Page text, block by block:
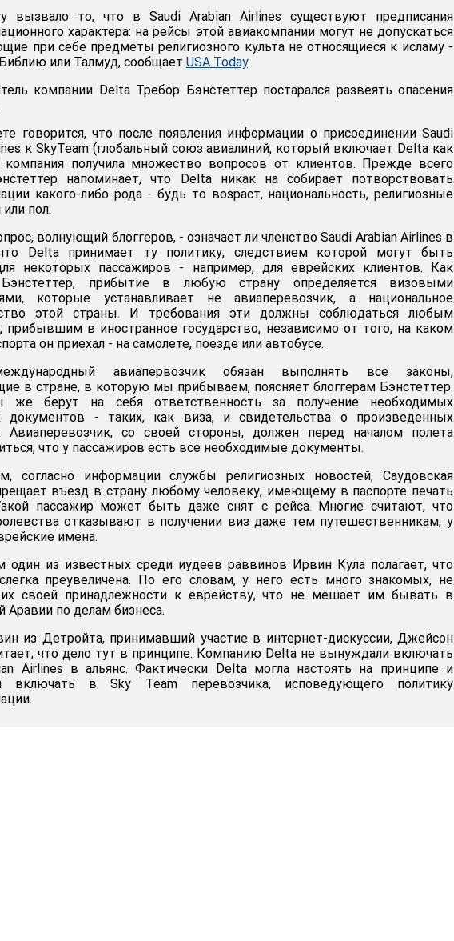
вызвало то, что в Saudi Arabian Airlines существуют предписания
характера: на рейсы этой авиакомпании могут не допускаться
при себе предметы религиозного культа не относящиеся к исламу -
или Талмуд, сообщает USA Today.
компании Delta Требор Бэнстеттер постарался развеять опасения
говорится, что после появления информации о присоединении Saudi
к SkyTeam (глобальный союз авиалиний, который включает Delta как
компания получила множество вопросов от клиентов. Прежде всего
напоминает, что Delta никак на собирает потворствовать
какого-либо рода - будь то возраст, национальность, религиозные
пол.
волнующий блоггеров, - означает ли членство Saudi Arabian Airlines в
Delta принимает ту политику, следствием которой могут быть
некоторых пассажиров - например, для еврейских клиентов. Как
Бэнстеттер, прибытие в любую страну определяется визовыми
которые устанавливает не авиаперевозчик, а национальное
этой страны. И требования эти должны соблюдаться любым
прибывшим в иностранное государство, независимо от того, на каком
он приехал - на самолете, поезде или автобусе.
авиапервозчик обязан выполнять все законы,
в стране, в которую мы прибываем, поясняет блоггерам Бэнстеттер.
же берут на себя ответственность за получение необходимых
документов - таких, как виза, и свидетельства о произведенных
Авиаперевозчик, со своей стороны, должен перед началом полета
что у пассажиров есть все необходимые документы.
согласно информации службы религиозных новостей, Саудовская
въезд в страну любому человеку, имеющему в паспорте печать
пассажир может быть даже снят с рейса. Многие считают, что
отказывают в получении виз даже тем путешественникам, у
имена.
из известных среди иудеев раввинов Ирвин Кула полагает, что
преувеличена. По его словам, у него есть много знакомых, не
своей принадлежности к еврейству, что не мешает им бывать в
Аравии по делам бизнеса.
из Детройта, принимавший участие в интернет-дискуссии, Джейсон
что дело тут в принципе. Компанию Delta не вынуждали включать
Airlines в альянс. Фактически Delta могла настоять на принципе и
включать в Sky Team перевозчика, исповедующего политику